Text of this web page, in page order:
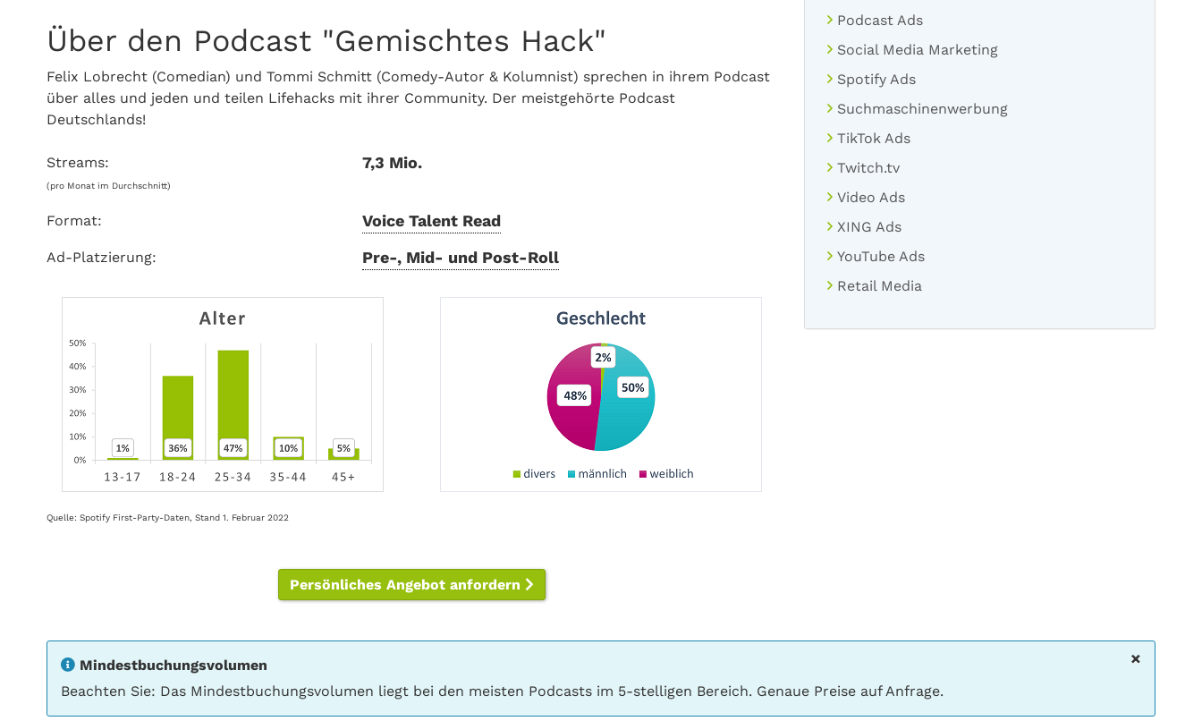
Über den Podcast "Gemischtes Hack"
Felix Lobrecht (Comedian) und Tommi Schmitt (Comedy-Autor & Kolumnist) sprechen in ihrem Podcast
über alles und jeden und teilen Lifehacks mit ihrer Community. Der meistgehörte Podcast
Deutschlands!
Streams:
(pro Monat im Durchschnitt)
7,3 Mio.
Format: Voice Talent Read
Ad-Platzierung: Pre-, Mid- und Post-Roll
Quelle: Spotify First-Party-Daten, Stand 1. Februar 2022
Persönliches Angebot anfordern
Podcast Ads
Social Media Marketing
Spotify Ads
Suchmaschinenwerbung
TikTok Ads
Twitch.tv
Video Ads
XING Ads
YouTube Ads
Retail Media
×
Mindestbuchungsvolumen
Beachten Sie: Das Mindestbuchungsvolumen liegt bei den meisten Podcasts im 5-stelligen Bereich. Genaue Preise auf Anfrage.